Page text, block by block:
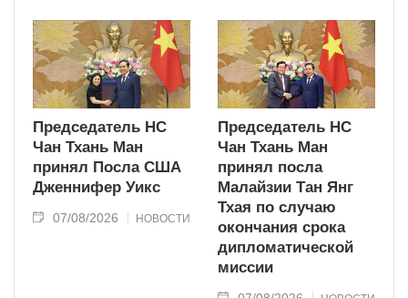
Председатель НС
Чан Тхань Ман
принял Посла США
Дженнифер Уикс
07/08/2026 НОВОСТИ
Председатель НС
Чан Тхань Ман
принял посла
Малайзии Тан Янг
Тхая по случаю
окончания срока
дипломатической
миссии